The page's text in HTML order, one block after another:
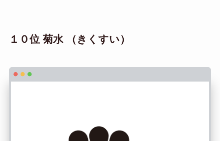
１０位 菊水 （きくすい）